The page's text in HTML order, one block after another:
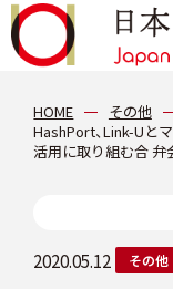
協会について
HOME
その他
HashPort、Link-Uと
活用に取り組む合 弁
2020.05.12 その他